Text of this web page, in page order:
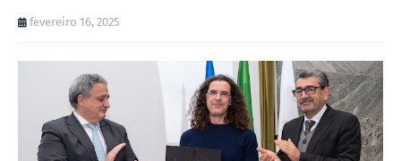
fevereiro 16, 2025